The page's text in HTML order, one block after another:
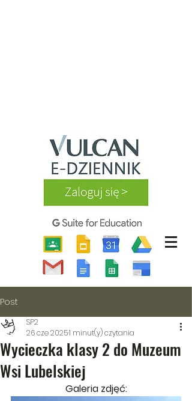
Post
Wycieczka klasy 2 do Muzeum
Wsi Lubelskiej
SP2
26 cze 20251 minut(y) czytania
Galeria zdjęć: